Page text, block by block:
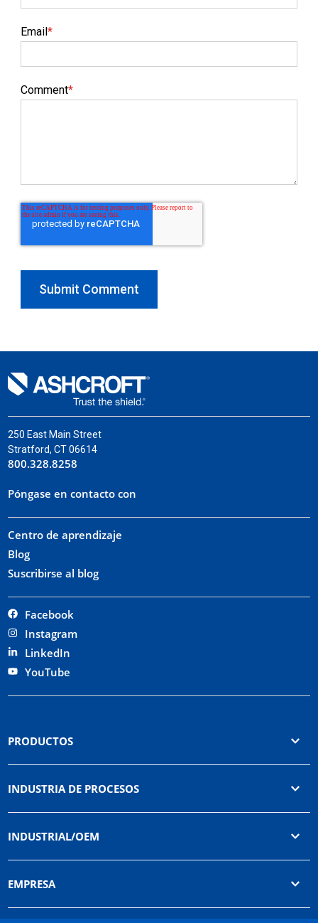
Email*
Comment*
250 East Main Street
Stratford, CT 06614
800.328.8258
Póngase en contacto con
Centro de aprendizaje
Blog
Suscribirse al blog
Facebook
Instagram
LinkedIn
YouTube
PRODUCTOS
INDUSTRIA DE PROCESOS
INDUSTRIAL/OEM
EMPRESA